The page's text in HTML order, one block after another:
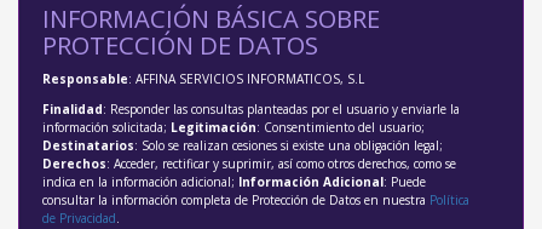
INFORMACIÓN BÁSICA SOBRE
PROTECCIÓN DE DATOS
Responsable: AFFINA SERVICIOS INFORMATICOS, S.L
Finalidad: Responder las consultas planteadas por el usuario y enviarle la
información solicitada; Legitimación: Consentimiento del usuario;
Destinatarios: Solo se realizan cesiones si existe una obligación legal;
Derechos: Acceder, rectificar y suprimir, así como otros derechos, como se
indica en la información adicional; Información Adicional: Puede
consultar la información completa de Protección de Datos en nuestra Política
de Privacidad.